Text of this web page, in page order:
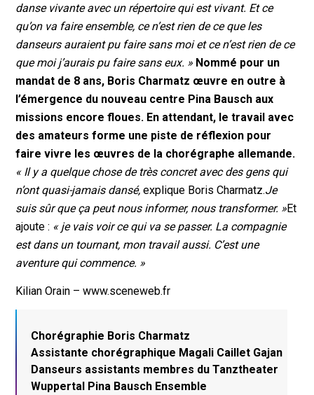
danse vivante avec un répertoire qui est vivant. Et ce
qu’on va faire ensemble, ce n’est rien de ce que les
danseurs auraient pu faire sans moi et ce n’est rien de ce
que moi j’aurais pu faire sans eux. » Nommé pour un
mandat de 8 ans, Boris Charmatz œuvre en outre à
l’émergence du nouveau centre Pina Bausch aux
missions encore floues. En attendant, le travail avec
des amateurs forme une piste de réflexion pour
faire vivre les œuvres de la chorégraphe allemande.
« Il y a quelque chose de très concret avec des gens qui
n’ont quasi-jamais dansé,explique Boris Charmatz.Je
suis sûr que ça peut nous informer, nous transformer. »Et
ajoute : « je vais voir ce qui va se passer. La compagnie
est dans un tournant, mon travail aussi. C’est une
aventure qui commence. »
Kilian Orain – www.sceneweb.fr
Chorégraphie Boris Charmatz
Assistante chorégraphique Magali Caillet Gajan
Danseurs assistants membres du Tanztheater
Wuppertal Pina Bausch Ensemble